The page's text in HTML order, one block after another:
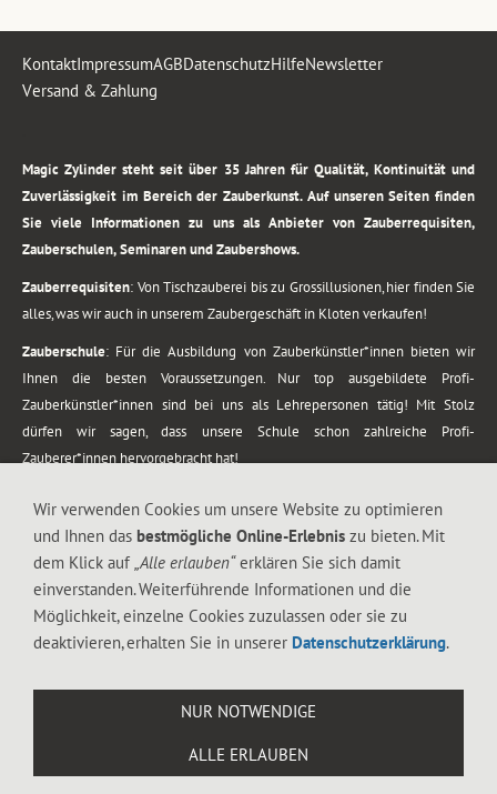
KontaktImpressumAGBDatenschutzHilfeNewsletter
Versand & Zahlung
Magic Zylinder steht seit über 35 Jahren für Qualität, Kontinuität und
Zuverlässigkeit im Bereich der Zauberkunst. Auf unseren Seiten finden
Sie viele Informationen zu uns als Anbieter von Zauberrequisiten,
Zauberschulen, Seminaren und Zaubershows.
Zauberrequisiten: Von Tischzauberei bis zu Grossillusionen, hier finden Sie
alles, was wir auch in unserem Zaubergeschäft in Kloten verkaufen!
Zauberschule: Für die Ausbildung von Zauberkünstler*innen bieten wir
Ihnen die besten Voraussetzungen. Nur top ausgebildete Profi-
Zauberkünstler*innen sind bei uns als Lehrepersonen tätig! Mit Stolz
dürfen wir sagen, dass unsere Schule schon zahlreiche Profi-
Zauberer*innen hervorgebracht hat!
vom Kinderprogramm bis zur Tischzauberei. Lassen Sie sich faszinieren von
meiner Zauber-Sprech-Show, angerührt mit sprachlichen Sequenzen,
gewürzt mit Gags und visuellen Illusionen wie Kaninchen, Vasen, Seilen,
Flughafenstrasse 4, 8302 Kloten
Wir verwenden Cookies um unsere Website zu optimieren
und Ihnen das bestmögliche Online-Erlebnis zu bieten. Mit
dem Klick auf „Alle erlauben“erklären Sie sich damit
einverstanden. Weiterführende Informationen und die
Möglichkeit, einzelne Cookies zuzulassen oder sie zu
deaktivieren, erhalten Sie in unserer Datenschutzerklärung.
NUR NOTWENDIGE
ALLE ERLAUBEN